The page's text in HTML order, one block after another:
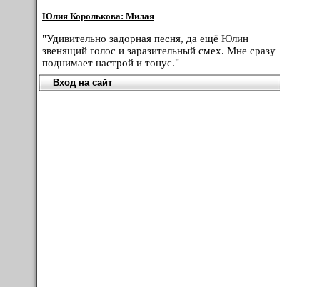
Юлия Королькова: Милая
"Удивительно задорная песня, да ещё Юлин
звенящий голос и заразительный смех. Мне сразу
поднимает настрой и тонус."
Вход на сайт